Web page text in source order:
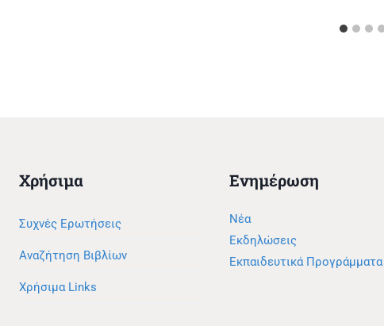
Χρήσιμα
Συχνές Ερωτήσεις
Αναζήτηση Βιβλίων
Χρήσιμα Links
Ενημέρωση
Νέα
Εκδηλώσεις
Εκπαιδευτικά Προγράμματα